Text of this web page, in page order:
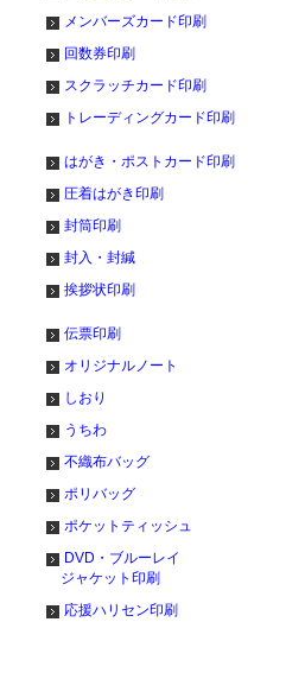
メンバーズカード印刷
回数券印刷
スクラッチカード印刷
トレーディングカード印刷
はがき・ポストカード印刷
圧着はがき印刷
封筒印刷
封入・封緘
挨拶状印刷
伝票印刷
オリジナルノート
しおり
うちわ
不織布バッグ
ポリバッグ
ポケットティッシュ
DVD・ブルーレイ
ジャケット印刷
応援ハリセン印刷